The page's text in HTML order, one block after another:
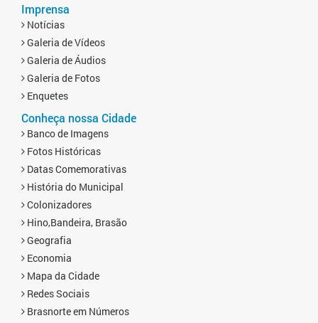
Imprensa
Notícias
Galeria de Vídeos
Galeria de Áudios
Galeria de Fotos
Enquetes
Conheça nossa Cidade
Banco de Imagens
Fotos Históricas
Datas Comemorativas
História do Municipal
Colonizadores
Hino,Bandeira, Brasão
Geografia
Economia
Mapa da Cidade
Redes Sociais
Brasnorte em Números